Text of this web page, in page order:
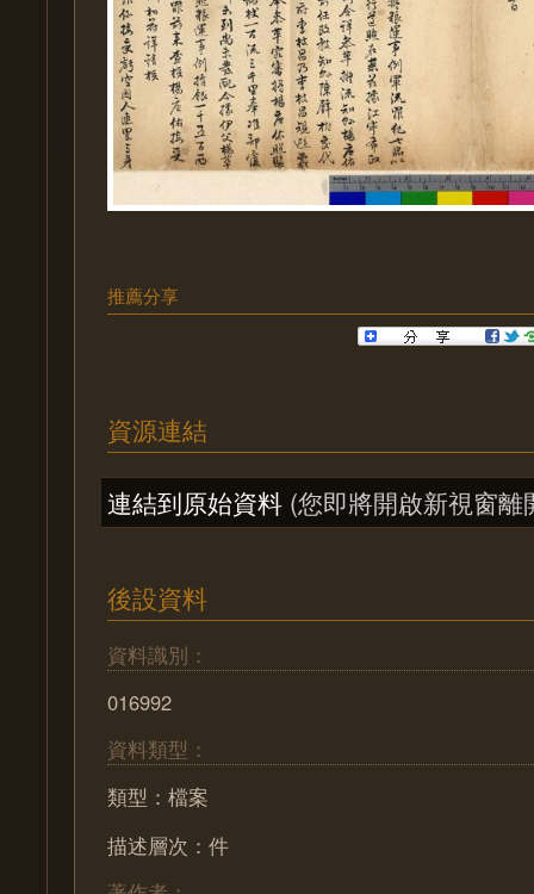
推薦分享
資源連結
連結到原始資料 (您即將開啟新視窗離
後設資料
資料識別：
016992
資料類型：
類型：檔案
描述層次：件